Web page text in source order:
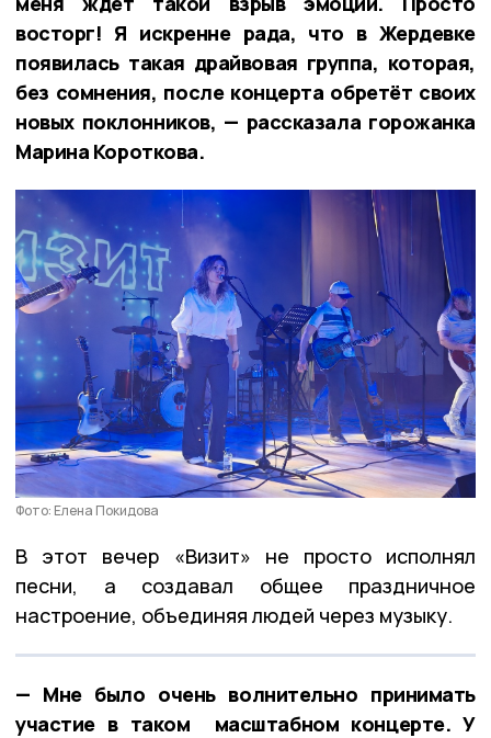
восторг! Я искренне рада, что в Жердевке
появилась такая драйвовая группа, которая,
без сомнения, после концерта обретёт своих
новых поклонников, — рассказала горожанка
Марина Короткова.
Фото: Елена Покидова
В этот вечер «Визит» не просто исполнял
песни, а создавал общее праздничное
настроение, объединяя людей через музыку.
— Мне было очень волнительно принимать
участие в таком масштабном концерте. У